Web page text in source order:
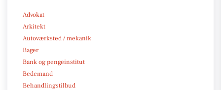
Advokat
Arkitekt
Autoværksted / mekanik
Bager
Bank og pengeinstitut
Bedemand
Behandlingstilbud